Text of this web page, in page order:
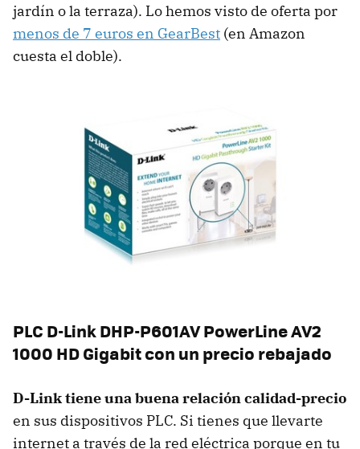
jardín o la terraza). Lo hemos visto de oferta por
menos de 7 euros en GearBest (en Amazon
cuesta el doble).
PLC D-Link DHP-P601AV PowerLine AV2
1000 HD Gigabit con un precio rebajado
D-Link tiene una buena relación calidad-precio
en sus dispositivos PLC. Si tienes que llevarte
internet a través de la red eléctrica porque en tu